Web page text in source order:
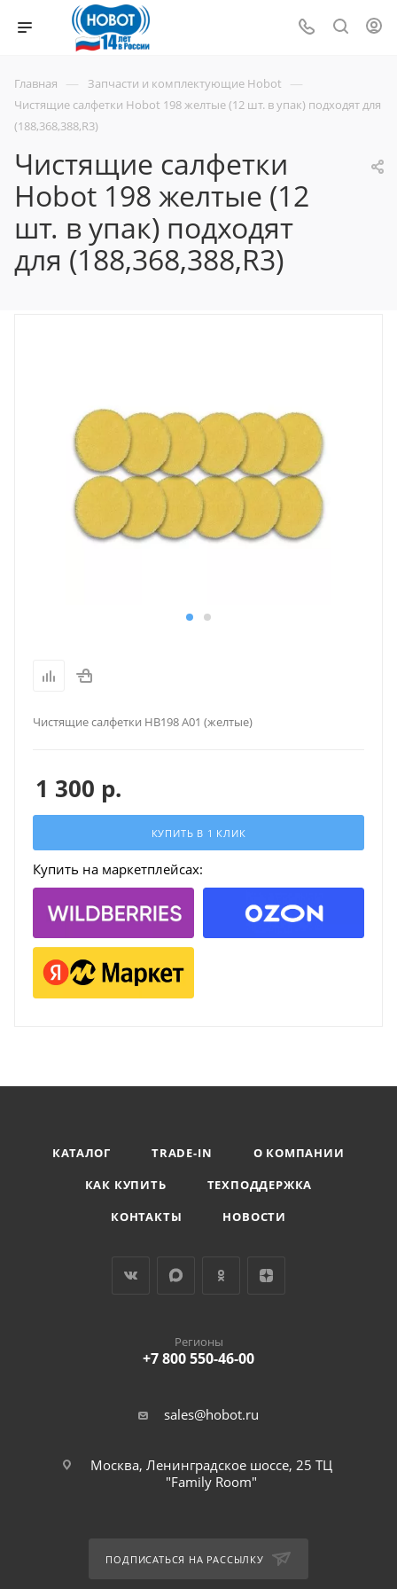
Главная — Запчасти и комплектующие Hobot —
Чистящие салфетки Hobot 198 желтые (12 шт. в упак) подходят для
(188,368,388,R3)
Чистящие салфетки
Hobot 198 желтые (12
шт. в упак) подходят
для (188,368,388,R3)
Чистящие салфетки HB198 А01 (желтые)
1 300 р.
КУПИТЬ В 1 КЛИК
Купить на маркетплейсах:
КАТАЛОГ TRADE-IN
О КОМПАНИИ
КАК КУПИТЬ
ТЕХПОДДЕРЖКА
КОНТАКТЫ
НОВОСТИ
Регионы
+7 800 550-46-00
sales@hobot.ru
Москва, Ленинградское шоссе, 25 ТЦ
"Family Room"
ПОДПИСАТЬСЯ НА РАССЫЛКУ